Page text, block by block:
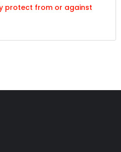
protect from or against